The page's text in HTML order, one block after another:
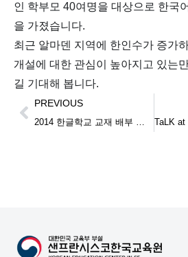
인 학부모 40여명을 대상으로 한국
을 가졌습니다.
최근 알마덴 지역에 한인수가 증가
개설에 대한 관심이 높아지고 있는
길 기대해 봅니다.
PREVIOUS
2014 한글학교 교재 배부 작업